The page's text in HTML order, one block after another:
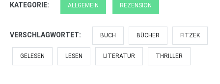
KATEGORIE: ALLGEMEIN REZENSION
VERSCHLAGWORTET: BUCH BÜCHER FITZEK
GELESEN LESEN LITERATUR THRILLER